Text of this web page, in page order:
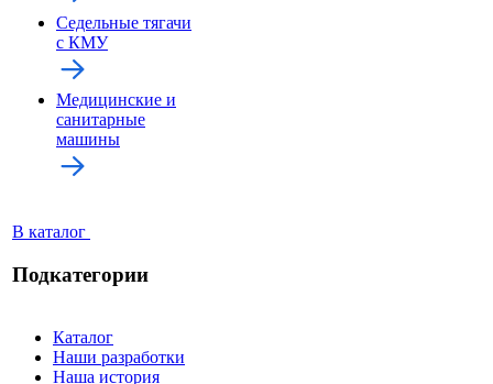
Седельные тягачи
с КМУ
Медицинские и
санитарные
машины
В каталог
Подкатегории
Каталог
Наши разработки
Наша история